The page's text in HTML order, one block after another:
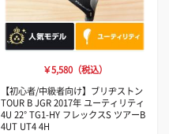
￥5,580（税込）
【初心者/中級者向け】ブリヂストン
TOUR B JGR 2017年 ユーティリティ
4U 22° TG1-HY フレックスS ツアーB
4UT UT4 4H